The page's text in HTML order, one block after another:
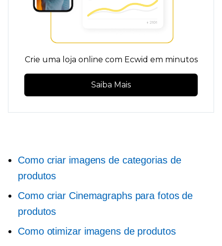
Crie uma loja online com Ecwid em minutos
Saiba Mais
Como criar imagens de categorias de
produtos
Como criar Cinemagraphs para fotos de
produtos
Como otimizar imagens de produtos